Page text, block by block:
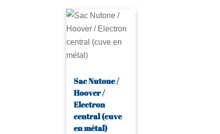
Sac Nutone /
Hoover /
Electron
central (cuve
en métal)